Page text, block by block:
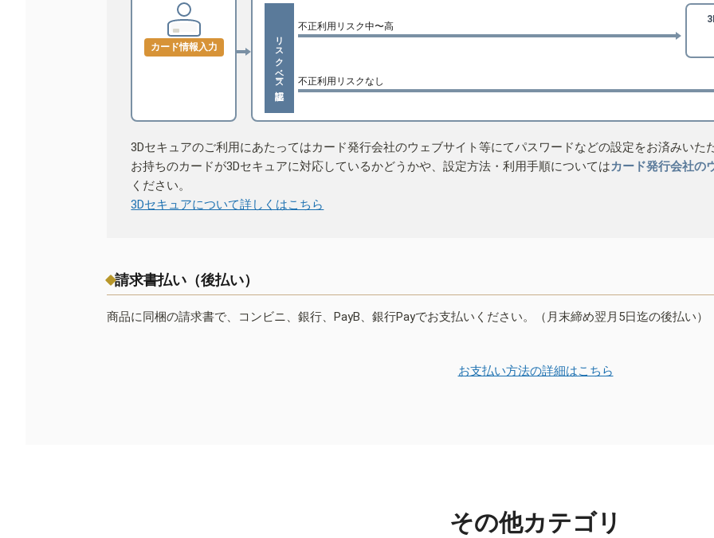
カード情報入力 リスクベース認証
不正利用リスク中〜高
不正利用リスクなし
3Dセキュアのご利用にあたってはカード発行会社のウェブサイト等にてパスワードなどの設定をお済みいた
お持ちのカードが3Dセキュアに対応しているかどうかや、設定方法・利用手順についてはカード発行会社の
ください。
3Dセキュアについて詳しくはこちら
請求書払い（後払い）
商品に同梱の請求書で、コンビニ、銀行、PayB、銀行Payでお支払いください。（月末締め翌月5日迄の後払い）
お支払い方法の詳細はこちら
その他カテゴリ